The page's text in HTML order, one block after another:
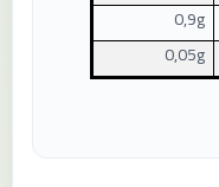
0,9g
0,05g